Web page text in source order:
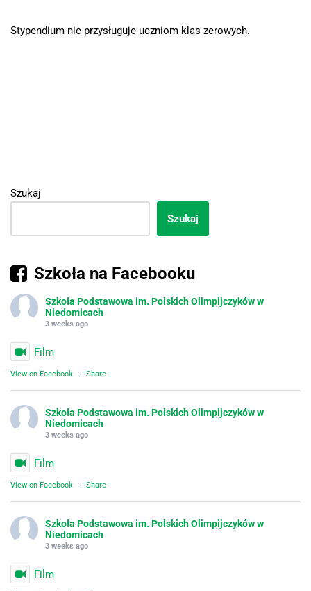
Stypendium nie przysługuje uczniom klas zerowych.
Szukaj
Szukaj
Szkoła na Facebooku
Szkoła Podstawowa im. Polskich Olimpijczyków w
Niedomicach
3 weeks ago
Film
View on Facebook · Share
Szkoła Podstawowa im. Polskich Olimpijczyków w
Niedomicach
3 weeks ago
Film
View on Facebook · Share
Szkoła Podstawowa im. Polskich Olimpijczyków w
Niedomicach
3 weeks ago
Film